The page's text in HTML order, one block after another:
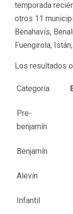
temporada
otros 11
Benahavís,
Fuengirola,
Los resultados
Categoría
Pre-
benjamín
Benjamín
Alevín
Infantil